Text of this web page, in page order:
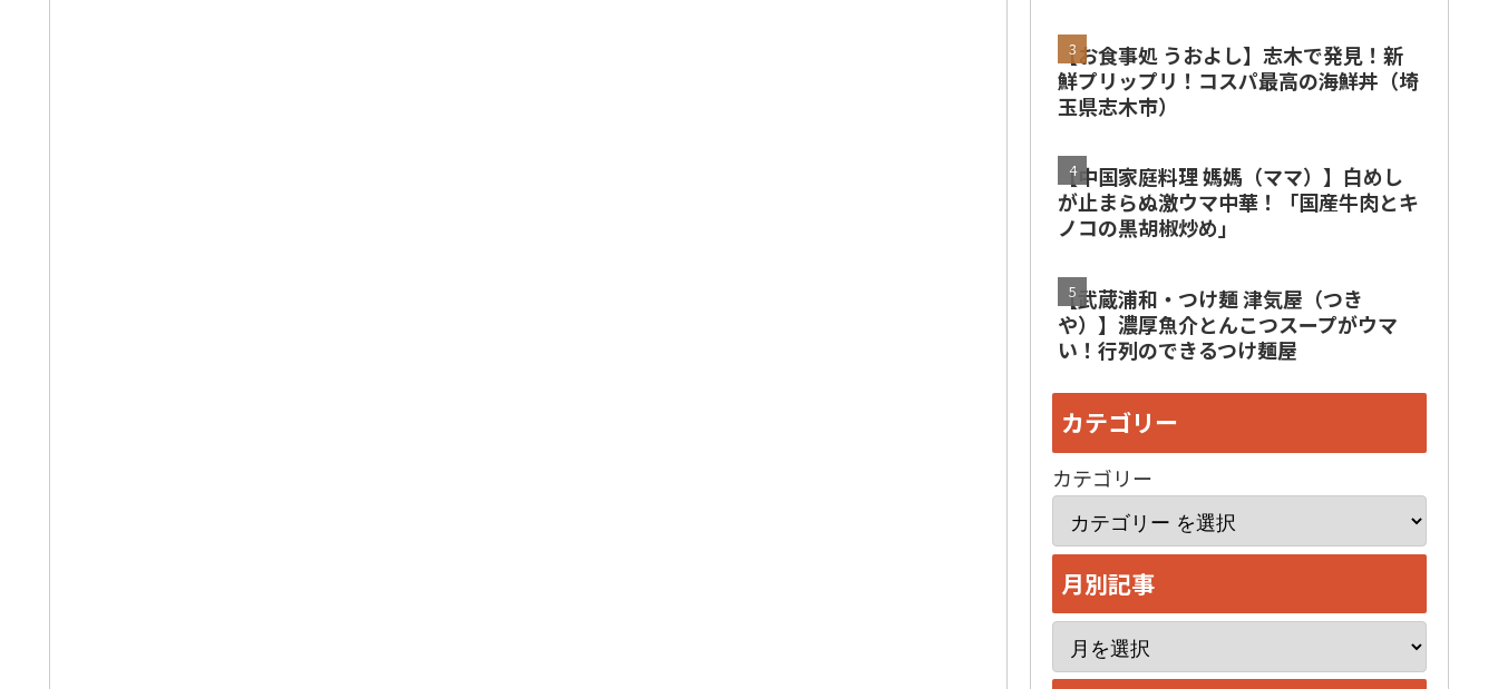
【お食事処 うおよし】志木で発見！新
鮮プリップリ！コスパ最高の海鮮丼（埼
玉県志木市）
【中国家庭料理 媽媽（ママ）】白めし
が止まらぬ激ウマ中華！「国産牛肉とキ
ノコの黒胡椒炒め」
【武蔵浦和・つけ麺 津気屋（つき
や）】濃厚魚介とんこつスープがウマ
い！行列のできるつけ麺屋
カテゴリー
カテゴリー
月別記事
ー